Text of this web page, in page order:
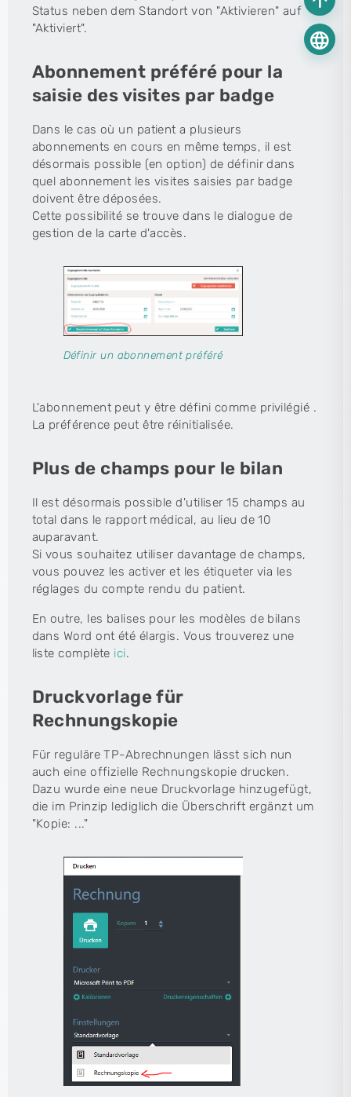
language
Status neben dem Standort von "Aktivieren" auf
"Aktiviert".
Abonnement préféré pour la
saisie des visites par badge
Dans le cas où un patient a plusieurs
abonnements en cours en même temps, il est
désormais possible (en option) de définir dans
quel abonnement les visites saisies par badge
doivent être déposées.
Cette possibilité se trouve dans le dialogue de
gestion de la carte d'accès.
Définir un abonnement préféré
L'abonnement peut y être défini comme privilégié .
La préférence peut être réinitialisée.
Plus de champs pour le bilan
Il est désormais possible d'utiliser 15 champs au
total dans le rapport médical, au lieu de 10
auparavant.
Si vous souhaitez utiliser davantage de champs,
vous pouvez les activer et les étiqueter via les
réglages du compte rendu du patient.
En outre, les balises pour les modèles de bilans
dans Word ont été élargis. Vous trouverez une
liste complète ici.
Druckvorlage für
Rechnungskopie
Für reguläre TP-Abrechnungen lässt sich nun
auch eine offizielle Rechnungskopie drucken.
Dazu wurde eine neue Druckvorlage hinzugefügt,
die im Prinzip lediglich die Überschrift ergänzt um
"Kopie: ..."